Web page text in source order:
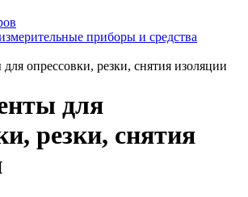
приборы и средства
опрессовки, резки, снятия изоляции
для
резки, снятия